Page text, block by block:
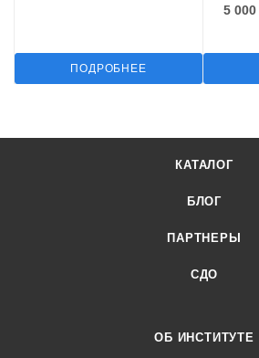
ПОДРОБНЕЕ
5 000
КАТАЛОГ
БЛОГ
ПАРТНЕРЫ
СДО
ОБ ИНСТИТУТЕ